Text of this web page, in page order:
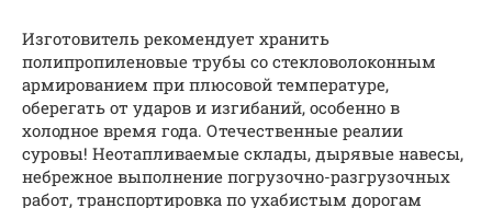
Изготовитель рекомендует хранить
полипропиленовые трубы со стекловолоконным
армированием при плюсовой температуре,
оберегать от ударов и изгибаний, особенно в
холодное время года. Отечественные реалии
суровы! Неотапливаемые склады, дырявые навесы,
небрежное выполнение погрузочно-разгрузочных
работ, транспортировка по ухабистым дорогам